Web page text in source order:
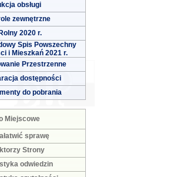
obsługi
zewnętrzne
2020 r.
Spis Powszechny
i Mieszkań 2021 r.
Przestrzenne
dostępności
do pobrania
Miejscowe
sprawę
Strony
odwiedzin